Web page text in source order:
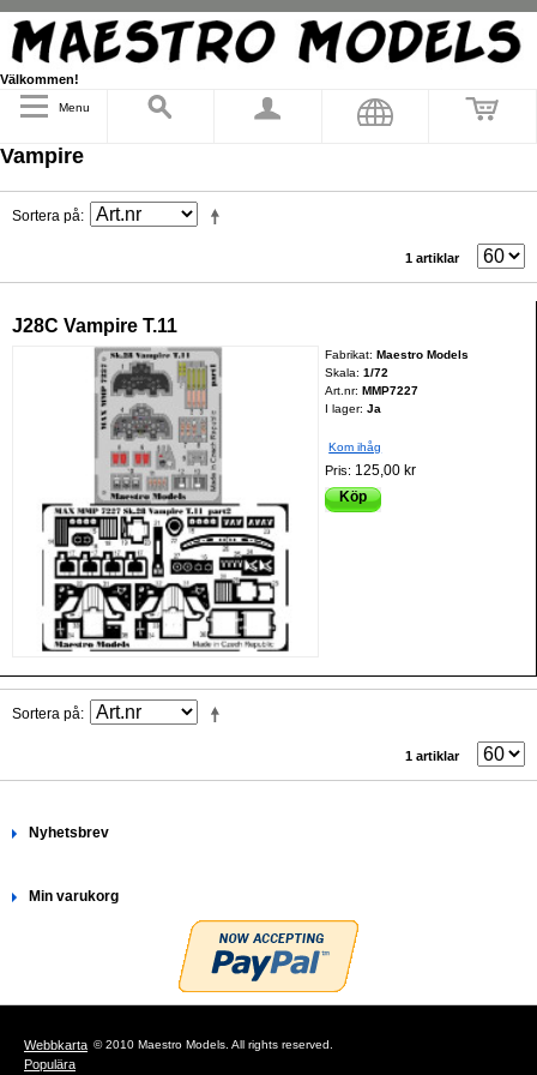
Välkommen!
Menu
Vampire
Sortera på
1 artiklar
J28C Vampire T.11
Fabrikat:Maestro Models
Skala:1/72
Art.nr:MMP7227
I lager: Ja
Kom ihåg
Pris: 125,00 kr
Köp
Sortera på
1 artiklar
Nyhetsbrev
Min varukorg
Webbkarta
Populära
© 2010 Maestro Models. All rights reserved.